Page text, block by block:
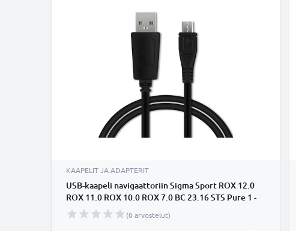
KAAPELIT JA ADAPTERIT
USB-kaapeli navigaattoriin Sigma Sport ROX 12.0
ROX 11.0 ROX 10.0 ROX 7.0 BC 23.16 STS Pure 1 -
1A, 1m latausjohto. Musta PVC kaapeli
(0 arvostelut)